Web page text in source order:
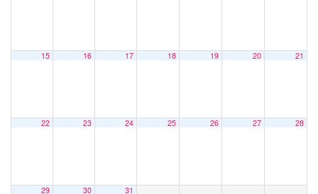
15 16 17 18 19 20 21
22 23 24 25 26 27 28
29 30 31